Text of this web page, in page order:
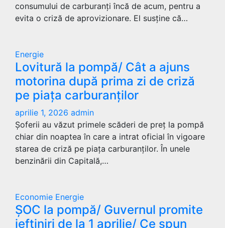
consumului de carburanți încă de acum, pentru a
evita o criză de aprovizionare. El susține că…
Energie
Lovitură la pompă/ Cât a ajuns
motorina după prima zi de criză
pe piața carburanților
aprilie 1, 2026 admin
Șoferii au văzut primele scăderi de preț la pompă
chiar din noaptea în care a intrat oficial în vigoare
starea de criză pe piața carburanților. În unele
benzinării din Capitală,…
Economie Energie
ȘOC la pompă/ Guvernul promite
ieftiniri de la 1 aprilie/ Ce spun